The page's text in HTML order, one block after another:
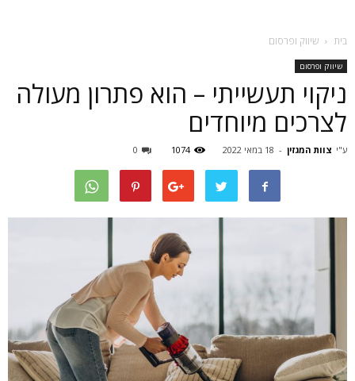
בית שיווק ופרסום
שיווק ופרסום
ניקוי תעשייתי – הוא פתרון מעולה
לצרכים מיוחדים
ע"י צוות המגזין - 18 במאי 2022 1074
0